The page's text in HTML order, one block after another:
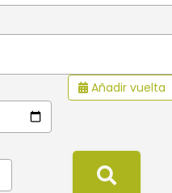
Añadir vuelta